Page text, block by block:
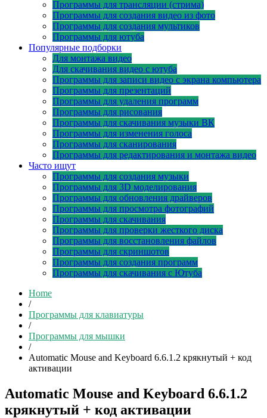
Программы для трансляции (стрима)
Программы для создания видео из фото
Программы для создания мультиков
Программы для ютуба
Популярные подборки
Для монтажа видео
Для скачивания видео с ютуба
Программы для записи видео с экрана компьютера
Программы для презентаций
Программы для удаления программ
Программы для рисования
Программы для скачивания музыки ВК
Программы для изменения голоса
Программы для сканирования
Программы для редактирования и монтажа видео
Часто ищут
Программы для создания музыки
Программы для 3D моделирования
Программы для обновления драйверов
Программы для просмотра фотографий
Программы для скачивания
Программы для проверки жесткого диска
Программы для восстановления файлов
Программы для скриншотов
Программы для создания программ
Программы для скачивания с Ютуба
Home
/
Программы для клавиатуры
/
Программы для мышки
/
Automatic Mouse and Keyboard 6.6.1.2 крякнутый + код
активации
Automatic Mouse and Keyboard 6.6.1.2
крякнутый + код активации